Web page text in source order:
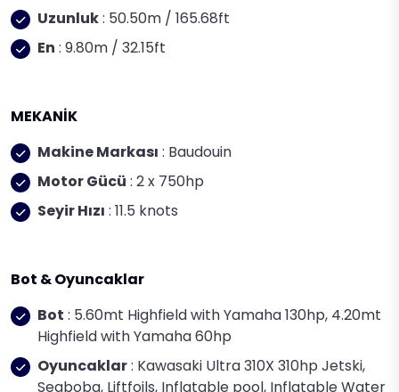
Uzunluk: 50.50m / 165.68ft
En : 9.80m / 32.15ft
MEKANİK
Makine Markası : Baudouin
Motor Gücü : 2 x 750hp
Seyir Hızı : 11.5 knots
Bot & Oyuncaklar
Bot : 5.60mt Highfield with Yamaha 130hp, 4.20mt
Highfield with Yamaha 60hp
Oyuncaklar: Kawasaki Ultra 310X 310hp Jetski,
Seaboba, Liftfoils, Inflatable pool, Inflatable Water